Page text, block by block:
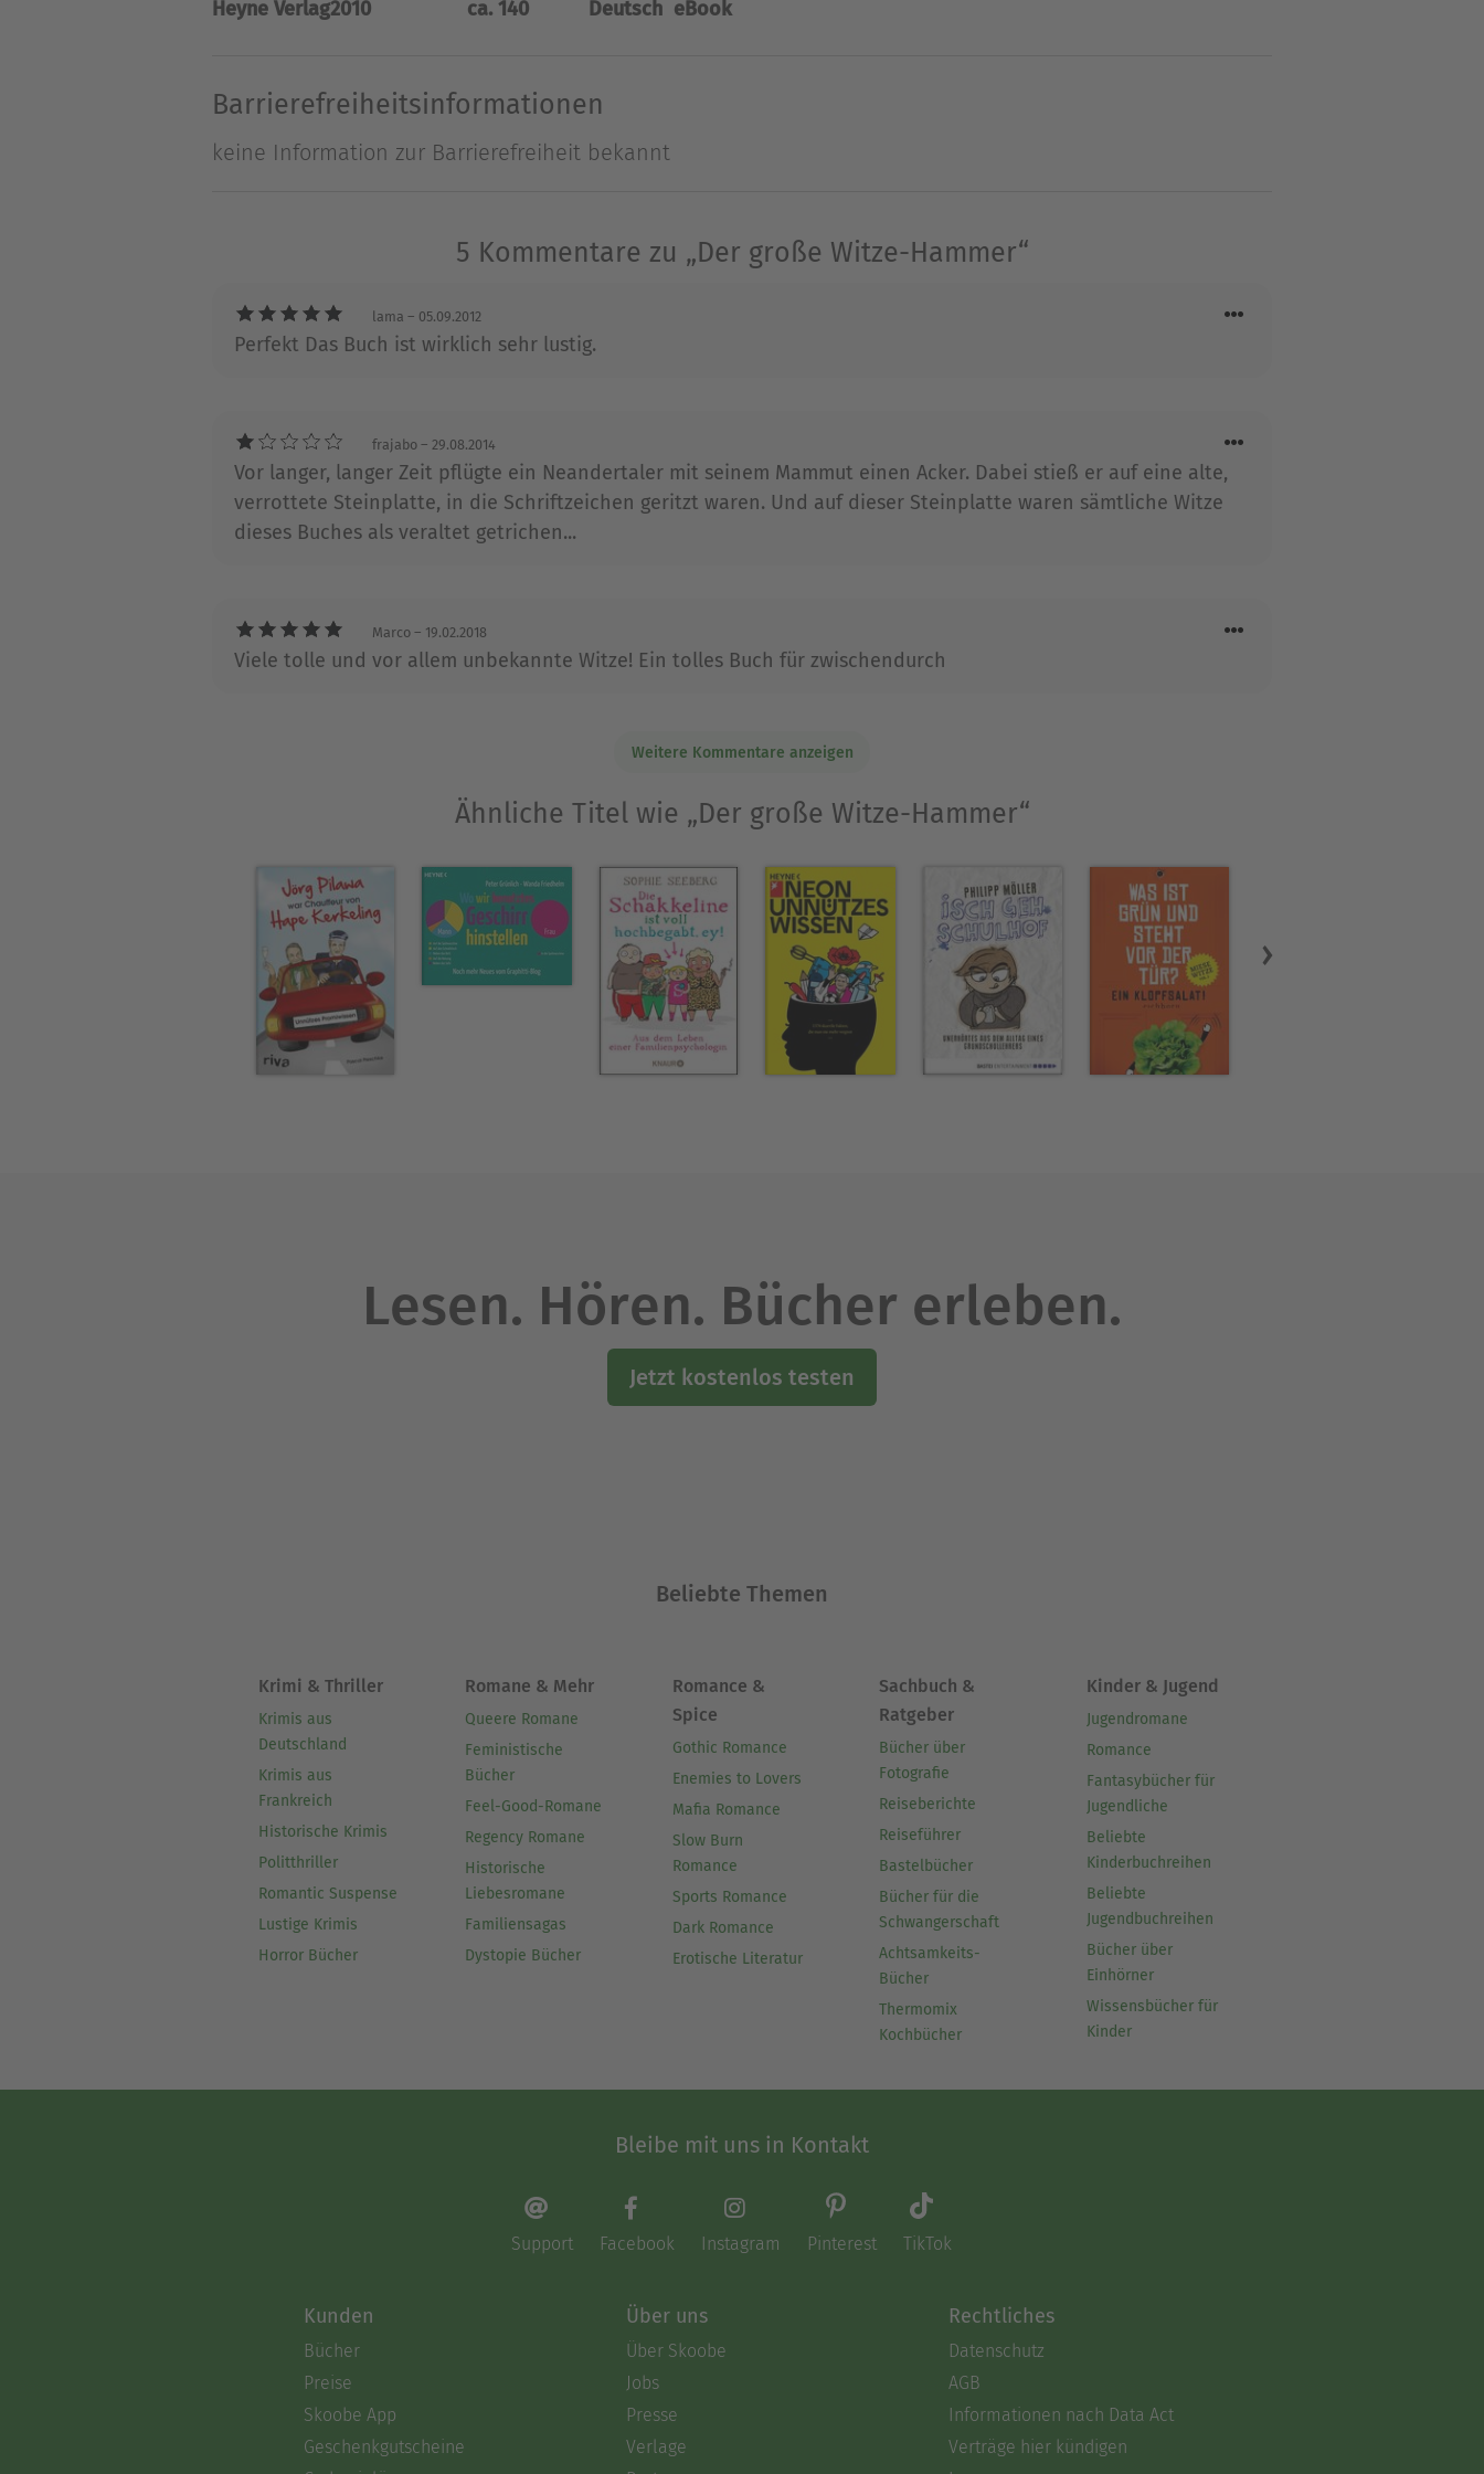
Über Hanns G. Laechter
er u.a. die Wochenendbeilage einer großen Regionalzeitung - inklusive der Sparten Humor und
Herausgeber von rund einem Dutzend Witzebüchern.
Heyne Verlag2010 ca. 140 Deutsch eBook
Barrierefreiheitsinformationen
keine Information zur Barrierefreiheit bekannt
5 Kommentare zu „Der große Witze-Hammer“
lama – 05.09.2012
Perfekt Das Buch ist wirklich sehr lustig.
frajabo – 29.08.2014
Vor langer, langer Zeit pflügte ein Neandertaler mit seinem Mammut einen Acker. Dabei stieß er auf eine alte,
verrottete Steinplatte, in die Schriftzeichen geritzt waren. Und auf dieser Steinplatte waren sämtliche Witze
dieses Buches als veraltet getrichen...
Marco – 19.02.2018
Viele tolle und vor allem unbekannte Witze! Ein tolles Buch für zwischendurch
Weitere Kommentare anzeigen
Ähnliche Titel wie „Der große Witze-Hammer“
Lesen. Hören. Bücher erleben.
Jetzt kostenlos testen
Beliebte Themen
Krimi & Thriller
Krimis aus
Deutschland
Krimis aus
Frankreich
Historische Krimis
Politthriller
Romantic Suspense
Lustige Krimis
Horror Bücher
Romane & Mehr
Queere Romane
Feministische
Bücher
Feel-Good-Romane
Regency Romane
Historische
Liebesromane
Familiensagas
Dystopie Bücher
Romance &
Spice
Gothic Romance
Enemies to Lovers
Mafia Romance
Slow Burn
Romance
Sports Romance
Dark Romance
Erotische Literatur
Sachbuch &
Ratgeber
Bücher über
Fotografie
Reiseberichte
Reiseführer
Bastelbücher
Bücher für die
Schwangerschaft
Achtsamkeits-
Bücher
Thermomix
Kochbücher
Kinder & Jugend
Jugendromane
Romance
Fantasybücher für
Jugendliche
Beliebte
Kinderbuchreihen
Beliebte
Jugendbuchreihen
Bücher über
Einhörner
Wissensbücher für
Kinder
Bleibe mit uns in Kontakt
Support Facebook Instagram Pinterest TikTok
Kunden
Bücher
Preise
Skoobe App
Geschenkgutscheine
Über uns
Über Skoobe
Jobs
Presse
Verlage
Rechtliches
Datenschutz
AGB
Informationen nach Data Act
Verträge hier kündigen